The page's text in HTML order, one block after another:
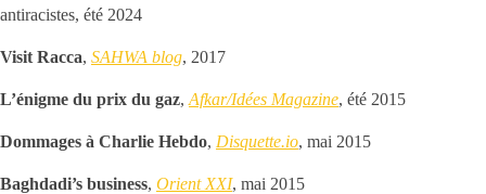
antiracistes, été 2024
Visit Racca, SAHWA blog, 2017
L’énigme du prix du gaz, Afkar/Idées Magazine, été 2015
Dommages à Charlie Hebdo, Disquette.io, mai 2015
Baghdadi’s business, Orient XXI, mai 2015